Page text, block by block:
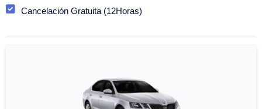
Cancelación Gratuita (12Horas)